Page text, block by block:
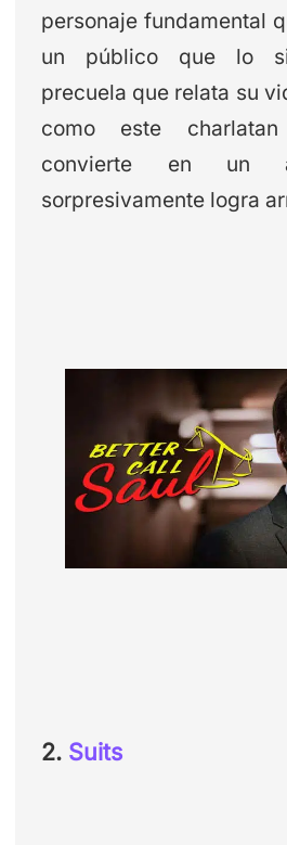
personaje fundamental
un público que lo
precuela que relata su
como este
convierte en un
sorpresivamente logra
2. Suits